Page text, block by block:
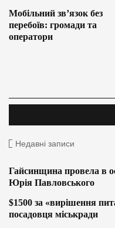
Мобільний зв’язок без
перебоїв: громади та
оператори
Недавні записи
Гайсинщина провела в
Юрія Павловського
$1500 за «вирішення
посадовця міськради